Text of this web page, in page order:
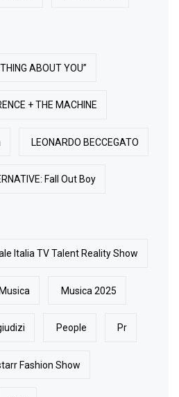
ABOUT YOU”
+ THE MACHINE
LEONARDO BECCEGATO
Fall Out Boy
Italia TV Talent Reality Show
Musica Musica 2025
People Pr
Fashion Show